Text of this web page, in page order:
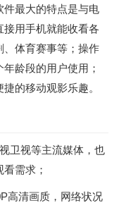
件最大的特点是与电
用手机就能收看各
、体育赛事等；操作
龄段的用户使用；
的移动观影乐趣。
卫视等主流媒体，也
需求；
高清画质，网络状况